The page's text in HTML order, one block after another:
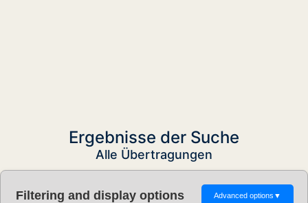
Ergebnisse der Suche
Alle Übertragungen
Filtering and display options Advanced options ▼